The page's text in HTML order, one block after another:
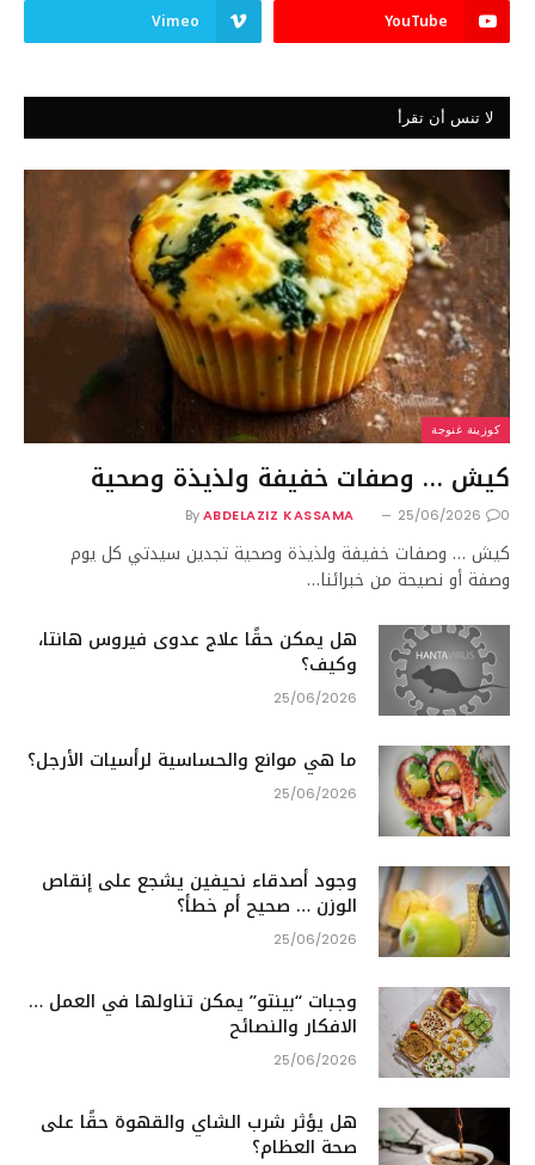
YouTube
Vimeo
لا تنس أن تقرأ
كوزينة غنوجة
كيش … وصفات خفيفة ولذيذة وصحية
By ABDELAZIZ KASSAMA 25/06/2026 0
كيش … وصفات خفيفة ولذيذة وصحية تجدين سيدتي كل يوم
وصفة أو نصيحة من خبرائنا…
هل يمكن حقًا علاج عدوى فيروس هانتا،
وكيف؟
25/06/2026
ما هي موانع والحساسية لرأسيات الأرجل؟
25/06/2026
وجود أصدقاء نحيفين يشجع على إنقاص
الوزن … صحيح أم خطأ؟
25/06/2026
وجبات “بينتو” يمكن تناولها في العمل …
الافكار والنصائح
25/06/2026
هل يؤثر شرب الشاي والقهوة حقًا على
صحة العظام؟